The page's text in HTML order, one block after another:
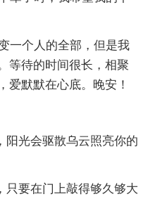
个人的全部，但是我
等待的时间很长，相聚
爱默默在心底。晚安！
光会驱散乌云照亮你的
要在门上敲得够久够大